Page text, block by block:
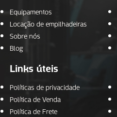
Equipamentos
Locação de empilhadeiras
Sobre nós
Blog
Links úteis
Políticas de privacidade
Política de Venda
Política de Frete